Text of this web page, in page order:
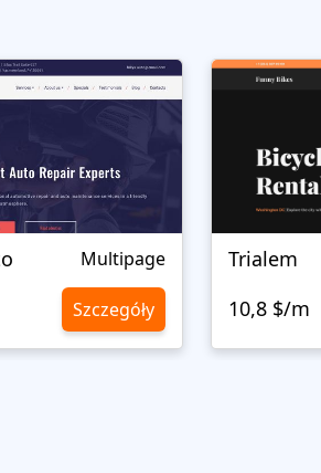
Multipage
Szczegóły
Trialem
10,8 $/m